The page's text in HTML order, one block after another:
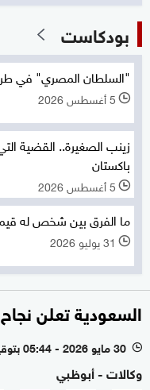
بودكاست
"السلطان المصري" في
l 5 أغسطس 2026
زينب الصغيرة.. القضية
باكستان
l 5 أغسطس 2026
ما الفرق بين شخص له
l 31 يوليو 2026
السعودية تعلن نجاح
l 30 مايو 2026 - 05:44 بتوقيت أبوظبي
وكالات - أبوظبي